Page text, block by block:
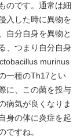
のです。通常は細
入した時に異物を
自分自身を異物と
、つまり自分自身
murinus
一種のTh17とい
に、この菌を投与
病気が良くなりま
身の体に炎症を起
ですね。